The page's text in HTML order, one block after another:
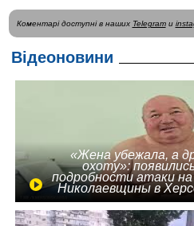
Коментарі доступні в наших Telegramи
Відеоновини
«Жена убежала, а
охоту»:
подробности атаки
Николаевщины в